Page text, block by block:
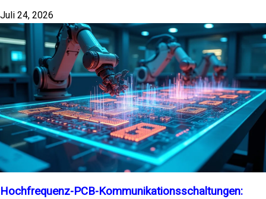
Juli 24, 2026
Hochfrequenz-PCB-Kommunikationsschaltungen: